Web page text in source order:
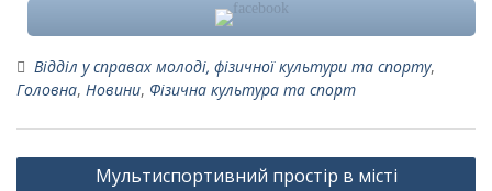
Відділ у справах молоді, фізичної культури та спорту,
Головна, Новини, Фізична культура та спорт
Навігація
Мультиспортивний простір в місті